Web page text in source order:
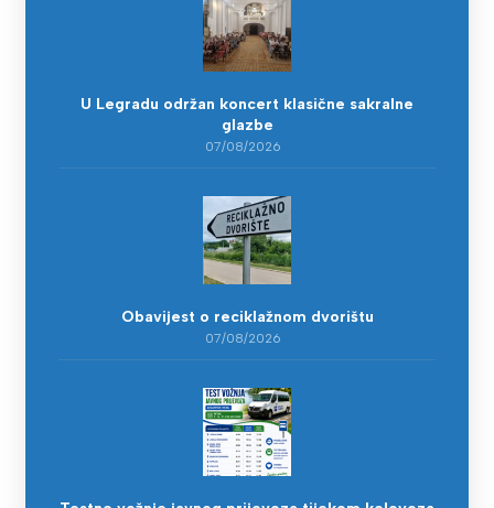
U Legradu održan koncert klasične sakralne
glazbe
07/08/2026
Obavijest o reciklažnom dvorištu
07/08/2026